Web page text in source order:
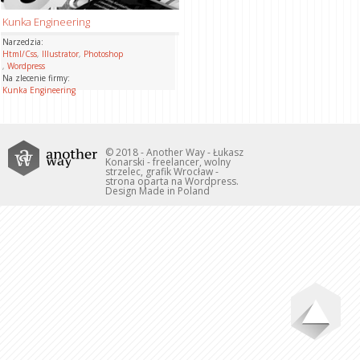
Kunka Engineering
Narzedzia:
Html/Css, Illustrator, Photoshop
, Wordpress
Na zlecenie firmy:
Kunka Engineering
© 2018 - Another Way - Łukasz
Konarski - freelancer, wolny
strzelec, grafik Wrocław -
strona oparta na Wordpress.
Design Made in Poland